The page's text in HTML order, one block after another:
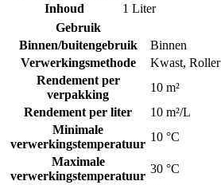
Inhoud
1 Liter
Gebruik
Binnen/buitengebruik
Binnen
Verwerkingsmethode
Kwast, Roller
Rendement per
verpakking
10 m²
Rendement per liter
10 m²/L
Minimale
verwerkingstemperatuur
10 °C
Maximale
verwerkingstemperatuur
30 °C